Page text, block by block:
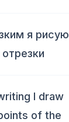
я рисую
I draw
of the